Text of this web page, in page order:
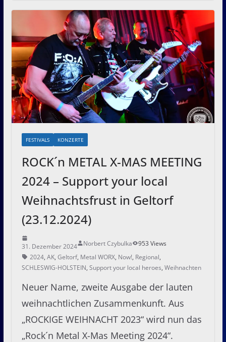
FESTIVALS KONZERTE
ROCK´n METAL X-MAS MEETING
2024 – Support your local
Weihnachtsfrust in Geltorf
(23.12.2024)
31. Dezember 2024 Norbert Czybulka
953 Views
2024, AK, Geltorf, Metal WORX, Now!, Regional,
SCHLESWIG-HOLSTEIN, Support your local heroes, Weihnachten
Neuer Name, zweite Ausgabe der lauten
weihnachtlichen Zusammenkunft. Aus
„ROCKIGE WEIHNACHT 2023“ wird nun das
„Rock´n Metal X-Mas Meeting 2024“.